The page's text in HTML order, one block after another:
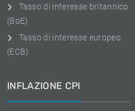
Tasso di interesse britannico
(BoE)
Tasso di interesse europeo
(ECB)
INFLAZIONE CPI